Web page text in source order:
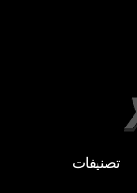
تصنيفات